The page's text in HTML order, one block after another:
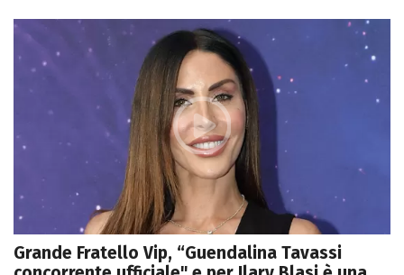
Grande Fratello Vip, “Guendalina Tavassi